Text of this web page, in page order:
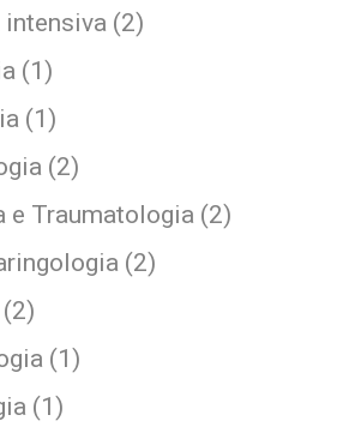
(2)
(1)
(1)
(2)
e Traumatologia (2)
(2)
(1)
(1)